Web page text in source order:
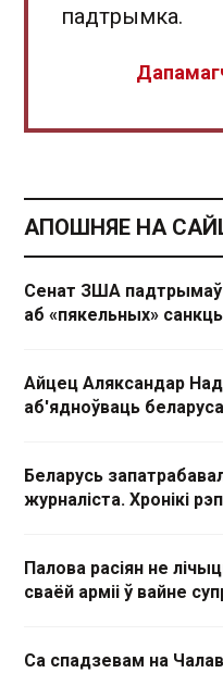
падтрымка.
АПОШНЯЕ НА
Сенат ЗША падтрымаў
аб «пякельных»
Айцец Аляксандар
аб'ядноўваць
Беларусь
журналіста. Хронікі
Палова расіян не
сваёй арміі ў вайне
Са спадзевам на